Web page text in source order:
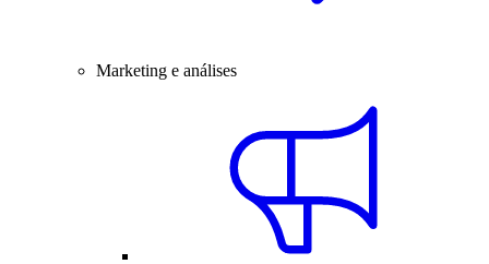
Marketing e análises